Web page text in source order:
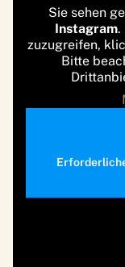
Sie sehen
Instagram.
zuzugreifen,
Bitte